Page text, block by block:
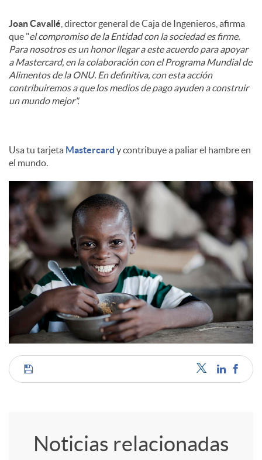
Joan Cavallé , director general de Caja de Ingenieros, afirma
que "el compromiso de la Entidad con la sociedad es firme.
Para nosotros es un honor llegar a este acuerdo para apoyar
a Mastercard, en la colaboración con el Programa Mundial de
Alimentos de la ONU. En definitiva, con esta acción
contribuiremos a que los medios de pago ayuden a construir
un mundo mejor".
Usa tu tarjeta Mastercard y contribuye a paliar el hambre en
el mundo.
C
Noticias relacionadas